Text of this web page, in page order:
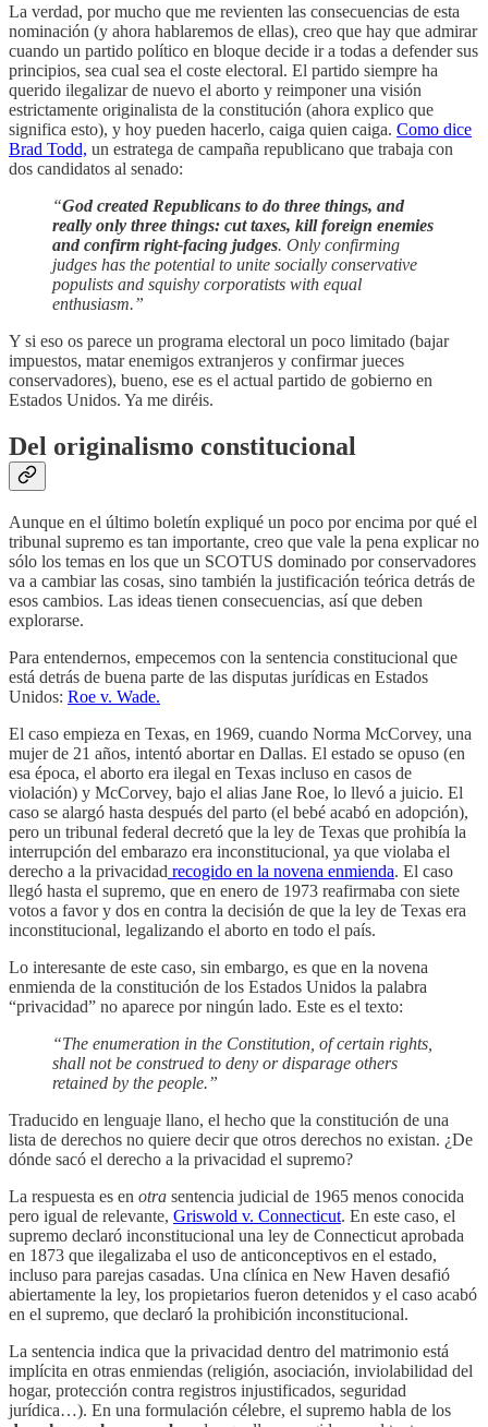
La verdad, por mucho que me revienten las consecuencias de esta
nominación (y ahora hablaremos de ellas), creo que hay que admirar
cuando un partido político en bloque decide ir a todas a defender sus
principios, sea cual sea el coste electoral. El partido siempre ha
querido ilegalizar de nuevo el aborto y reimponer una visión
estrictamente originalista de la constitución (ahora explico que
significa esto), y hoy pueden hacerlo, caiga quien caiga. Como dice
Brad Todd, un estratega de campaña republicano que trabaja con
dos candidatos al senado:
“God created Republicans to do three things, and
really only three things: cut taxes, kill foreign enemies
and confirm right-facing judges. Only confirming
judges has the potential to unite socially conservative
populists and squishy corporatists with equal
enthusiasm.”
Y si eso os parece un programa electoral un poco limitado (bajar
impuestos, matar enemigos extranjeros y confirmar jueces
conservadores), bueno, ese es el actual partido de gobierno en
Estados Unidos. Ya me diréis.
Del originalismo constitucional
Aunque en el último boletín expliqué un poco por encima por qué el
tribunal supremo es tan importante, creo que vale la pena explicar no
sólo los temas en los que un SCOTUS dominado por conservadores
va a cambiar las cosas, sino también la justificación teórica detrás de
esos cambios. Las ideas tienen consecuencias, así que deben
explorarse.
Para entendernos, empecemos con la sentencia constitucional que
está detrás de buena parte de las disputas jurídicas en Estados
Unidos: Roe v. Wade.
El caso empieza en Texas, en 1969, cuando Norma McCorvey, una
mujer de 21 años, intentó abortar en Dallas. El estado se opuso (en
esa época, el aborto era ilegal en Texas incluso en casos de
violación) y McCorvey, bajo el alias Jane Roe, lo llevó a juicio. El
caso se alargó hasta después del parto (el bebé acabó en adopción),
pero un tribunal federal decretó que la ley de Texas que prohibía la
interrupción del embarazo era inconstitucional, ya que violaba el
derecho a la privacidad recogido en la novena enmienda. El caso
llegó hasta el supremo, que en enero de 1973 reafirmaba con siete
votos a favor y dos en contra la decisión de que la ley de Texas era
inconstitucional, legalizando el aborto en todo el país.
Lo interesante de este caso, sin embargo, es que en la novena
enmienda de la constitución de los Estados Unidos la palabra
“privacidad” no aparece por ningún lado. Este es el texto:
“The enumeration in the Constitution, of certain rights,
shall not be construed to deny or disparage others
retained by the people.”
Traducido en lenguaje llano, el hecho que la constitución de una
lista de derechos no quiere decir que otros derechos no existan. ¿De
dónde sacó el derecho a la privacidad el supremo?
La respuesta es en otra sentencia judicial de 1965 menos conocida
pero igual de relevante, Griswold v. Connecticut. En este caso, el
supremo declaró inconstitucional una ley de Connecticut aprobada
en 1873 que ilegalizaba el uso de anticonceptivos en el estado,
incluso para parejas casadas. Una clínica en New Haven desafió
abiertamente la ley, los propietarios fueron detenidos y el caso acabó
en el supremo, que declaró la prohibición inconstitucional.
La sentencia indica que la privacidad dentro del matrimonio está
implícita en otras enmiendas (religión, asociación, inviolabilidad del
hogar, protección contra registros injustificados, seguridad
jurídica…). En una formulación célebre, el supremo habla de los